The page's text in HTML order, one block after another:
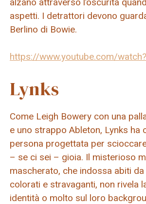
aspetti. I detrattori devono
Berlino di Bowie.
https://www.youtube.com/
Lynks
Come Leigh Bowery con una
e uno strappo Ableton, Lynks ha
persona progettata per
– se ci sei – gioia. Il misterioso
mascherato, che indossa abiti
colorati e stravaganti, non rivela
identità o molto sul loro